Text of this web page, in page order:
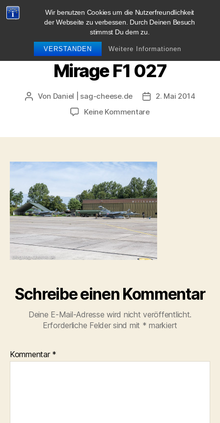
Wir benutzen Cookies um die Nutzerfreundlichkeit
der Webseite zu verbessen. Durch Deinen Besuch
stimmst Du dem zu.
VERSTANDEN Weitere Informationen
blog.sag-cheese.de
Mirage F1 027
Beitragsautor
Von Daniel | sag-cheese.de Beitragsdatum
2. Mai 2014
Keine Kommentarezu
Schreibe einen Kommentar
Deine E-Mail-Adresse wird nicht veröffentlicht.
Erforderliche Felder sind mit * markiert
Kommentar *